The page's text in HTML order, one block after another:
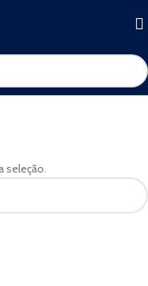
seleção.